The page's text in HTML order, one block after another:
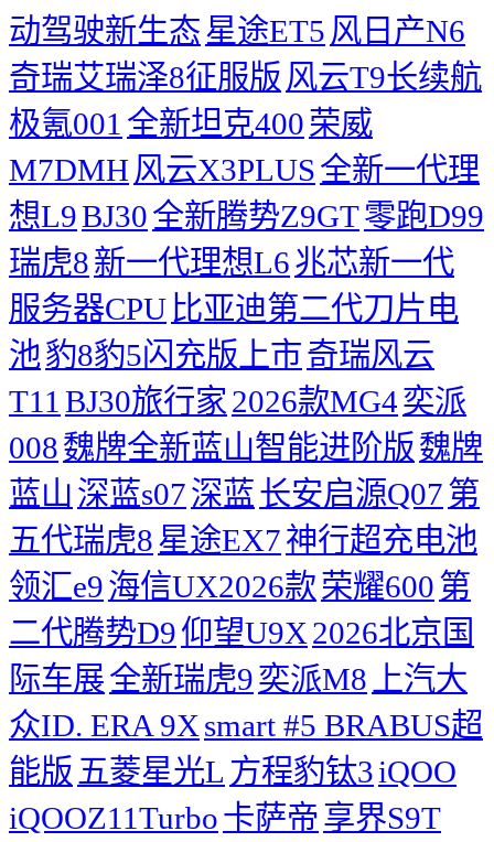
动驾驶新生态星途ET5 风日产N6
奇瑞艾瑞泽8征服版 风云T9长续航
极氪001 全新坦克400荣威
M7DMH 风云X3PLUS全新一代理
想L9BJ30全新腾势Z9GT零跑D99
瑞虎8新一代理想L6兆芯新一代
服务器CPU 比亚迪第二代刀片电
池豹8豹5闪充版上市奇瑞风云
T11 BJ30旅行家 2026款MG4奕派
008魏牌全新蓝山智能进阶版魏牌
蓝山 深蓝s07深蓝长安启源Q07第
五代瑞虎8星途EX7神行超充电池
领汇e9海信UX2026款荣耀600第
二代腾势D9仰望U9X2026北京国
际车展全新瑞虎9奕派M8 上汽大
众ID. ERA 9Xsmart #5 BRABUS超
能版 五菱星光L 方程豹钛3iQOO
iQOOZ11Turbo卡萨帝享界S9T